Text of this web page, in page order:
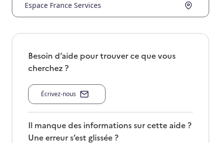
Espace France Services
Besoin d’aide pour trouver ce que vous
cherchez ?
Écrivez-nous
Il manque des informations sur cette aide ?
Une erreur s’est glissée ?